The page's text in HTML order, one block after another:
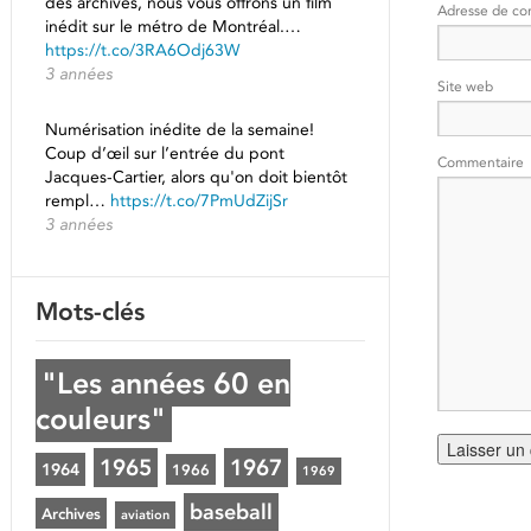
Adresse de
Site web
Commentaire
inédit sur le métro de Montréal.…
https://t.co/3RA6Odj63W
3 années
Numérisation inédite de la semaine!
Coup d’œil sur l’entrée du pont
Jacques-Cartier, alors qu'on doit bientôt
rempl… https://t.co/7PmUdZijSr
3 années
Mots-clés
"Les années 60 en
couleurs"
1964 1965 1966 1967 1969
Archives aviation baseball